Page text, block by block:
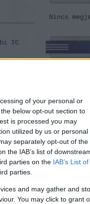
of your personal or
below opt-out section to
is processed you may
utilized by us or personal
separately opt-out of the
the IAB’s list of
parties on the IAB’s List of
parties.
and may gather and
You may click to grant
TC
éves
amit
Nincs
Nincs
Nincs
Nincs